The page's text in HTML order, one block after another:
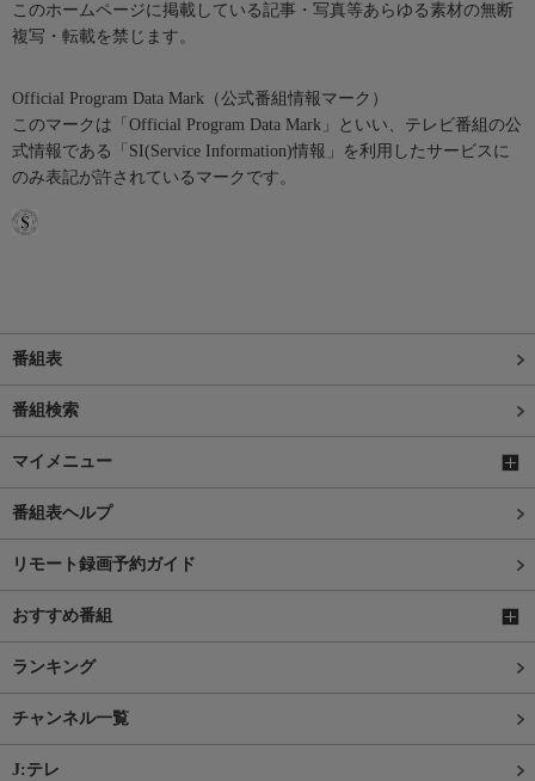
このホームページに掲載している記事・写真等あらゆる素材の無断
複写・転載を禁じます。
Official Program Data Mark（公式番組情報マーク）
このマークは「Official Program Data Mark」といい、テレビ番組の公
式情報である「SI(Service Information)情報」を利用したサービスに
のみ表記が許されているマークです。
番組表
番組検索
マイメニュー
番組表ヘルプ
リモート録画予約ガイド
おすすめ番組
ランキング
チャンネル一覧
J:テレ